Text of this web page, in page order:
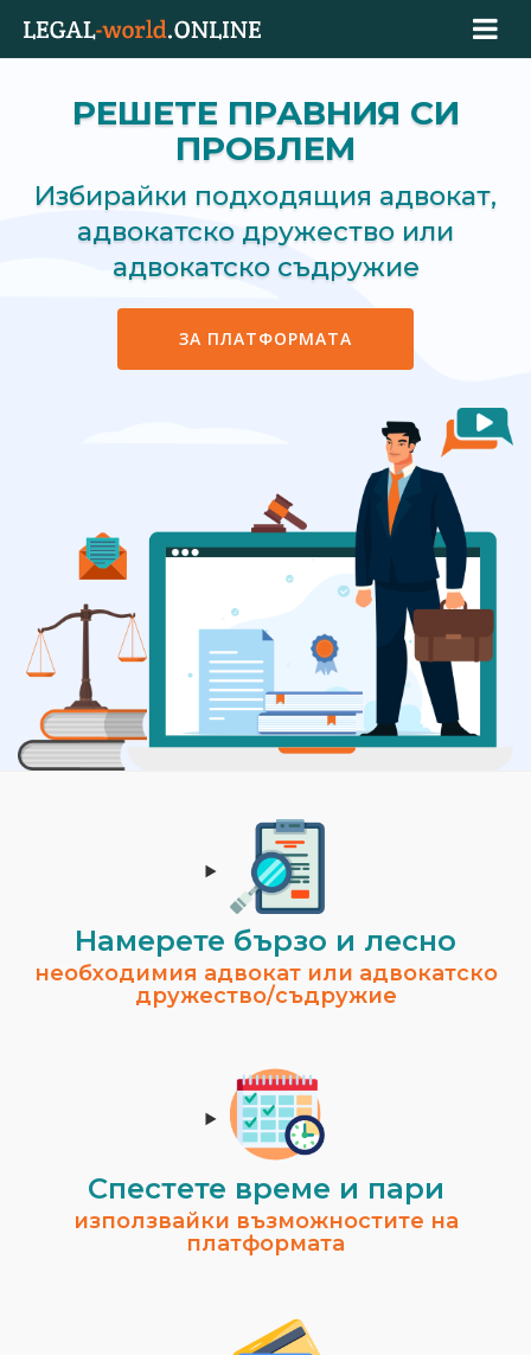
РЕШЕТЕ ПРАВНИЯ СИ
ПРОБЛЕМ
Избирайки подходящия адвокат,
адвокатско дружество или
адвокатско съдружие
ЗА ПЛАТФОРМАТА
Намерете бързо и лесно
необходимия адвокат или адвокатско
дружество/съдружие
Спестeте време и пари
използвайки възможностите на
платформата